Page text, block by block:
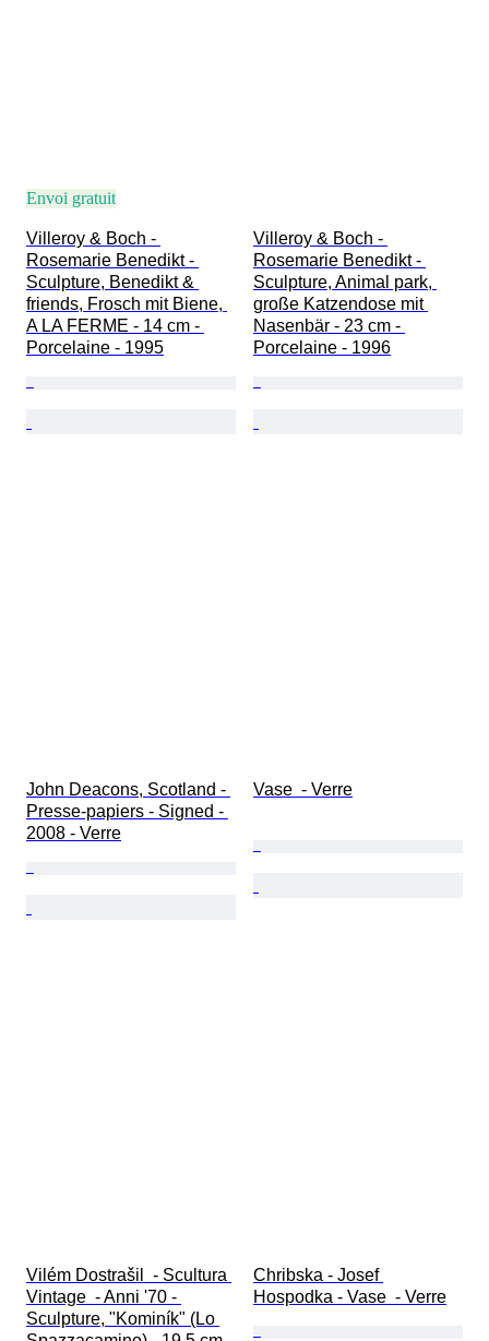
Envoi gratuit
Villeroy & Boch -
Rosemarie Benedikt -
Sculpture, Benedikt &
friends, Frosch mit Biene,
A LA FERME - 14 cm -
Porcelaine - 1995
Villeroy & Boch -
Rosemarie Benedikt -
Sculpture, Animal park,
große Katzendose mit
Nasenbär - 23 cm -
Porcelaine - 1996
John Deacons, Scotland -
Presse-papiers - Signed -
2008 - Verre
Vase  - Verre
Vilém Dostrašil  - Scultura
Vintage  - Anni '70 -
Sculpture, "Kominík" (Lo
Chribska - Josef
Hospodka - Vase  - Verre